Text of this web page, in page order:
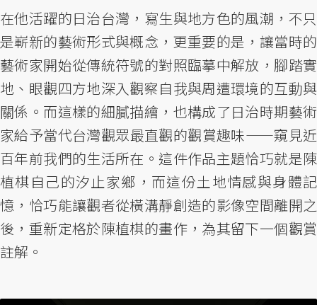
在他活躍的日治台灣，寫生與地方色的風潮，不只
是嶄新的藝術形式與概念，更重要的是，讓當時的
藝術家開始從傳統符號的對照臨摹中解放，腳踏實
地、眼觀四方地深入觀察自我與周遭環境的互動與
關係。而這樣的細膩描繪，也構成了日治時期藝術
家給予當代台灣觀眾最直觀的觀賞趣味——窺見近
百年前我們的生活所在。這件作品主題恰巧就是陳
植棋自己的汐止家鄉，而這份土地情感與身體記
憶，恰巧能讓觀者從橫溝靜創造的影像空間離開之
後，重新定格於陳植棋的畫作，為其留下一個觀賞
註解。